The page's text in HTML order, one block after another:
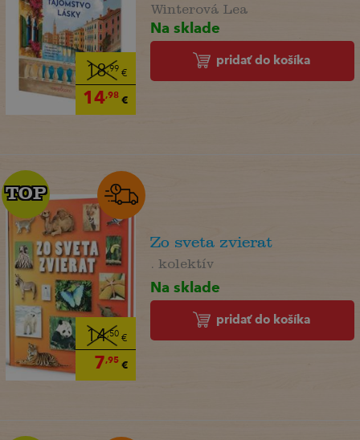
18,99 €
14,98€
Winterová Lea
Na sklade
pridať do košíka
14,50€
7,95€
TOP
TOP
Zo sveta zvierat
. kolektív
Na sklade
pridať do košíka